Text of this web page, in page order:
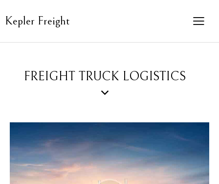
Kepler Freight
FREIGHT TRUCK LOGISTICS